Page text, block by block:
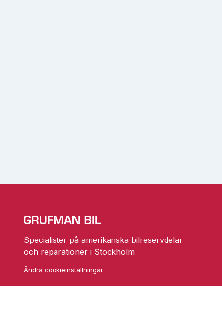
Specialister på amerikanska bilreservdelar
och reparationer i Stockholm
Ändra cookieinställningar